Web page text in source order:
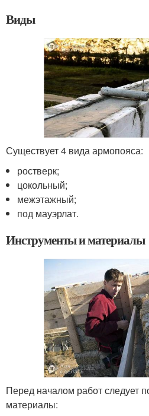
Виды
Существует 4 вида армопояса:
ростверк;
цокольный;
межэтажный;
под мауэрлат.
Инструменты и материалы
Перед началом работ следует
материалы: